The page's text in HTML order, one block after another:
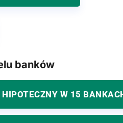
banków
W 15